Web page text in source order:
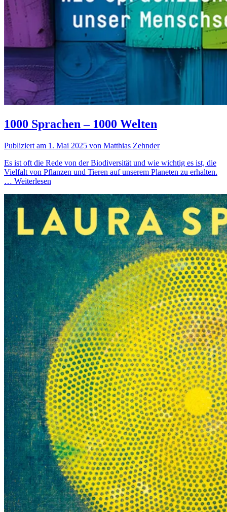
1000 Sprachen – 1000 Welten
Publiziert am 1. Mai 2025 von Matthias Zehnder
Es ist oft die Rede von der Biodiversität und wie wichtig es ist, die
Vielfalt von Pflanzen und Tieren auf unserem Planeten zu erhalten.
… Weiterlesen